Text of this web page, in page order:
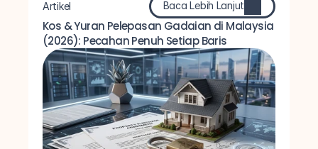
Artikel Baca Lebih Lanjut
Kos & Yuran Pelepasan Gadaian di Malaysia
(2026): Pecahan Penuh Setiap Baris